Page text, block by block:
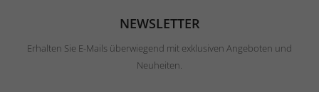
NEWSLETTER
Erhalten Sie E-Mails überwiegend mit exklusiven Angeboten und
Neuheiten.